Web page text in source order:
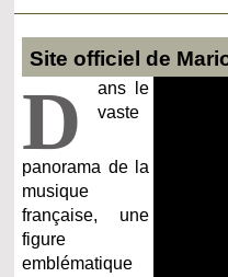
Site officiel de
D
ans le
vaste
panorama de la
musique
française, une
figure
emblématique